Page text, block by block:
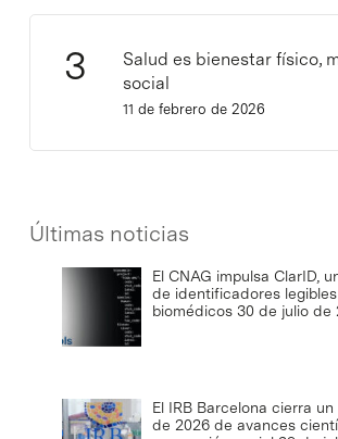
Salud es bienestar físico,
social
11 de febrero de 2026
Últimas noticias
El CNAG impulsa ClarID,
de identificadores
biomédicos 30 de julio de
El IRB Barcelona cierra
de 2026 de avances